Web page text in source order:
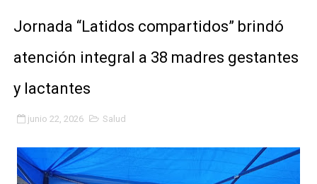
Gobernación de Mérida instalará mesa de trabajo con
Niños merideños potencian su talento en plan
Niños merideños aprenden sobre gaita de tambora
Jornada “Latidos compartidos” brindó
atención integral a 38 madres gestantes
y lactantes
junio 22, 2026 Salud